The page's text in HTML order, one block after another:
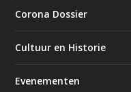
Corona Dossier
Cultuur en Historie
Evenementen